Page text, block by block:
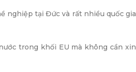
nghiệp tại Đức và rất nhiều quốc gia
trong khối EU mà không cần xin